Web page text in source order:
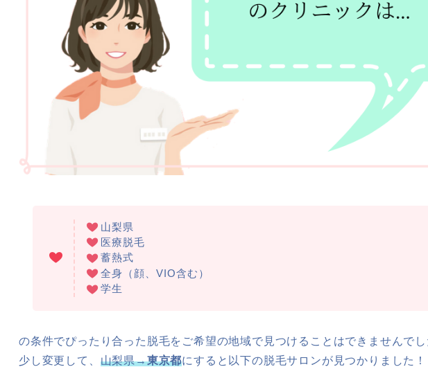
山梨県
医療脱毛
蓄熱式
全身（顔、VIO含む）
学生
の条件でぴったり合った脱毛をご希望の地域で見つけることはできませんで
少し変更して、 山梨県→東京都にすると以下の脱毛サロンが見つかりました！